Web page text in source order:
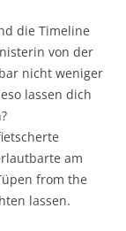
die Timeline
von der
nicht weniger
lassen dich
am
from the
lassen.